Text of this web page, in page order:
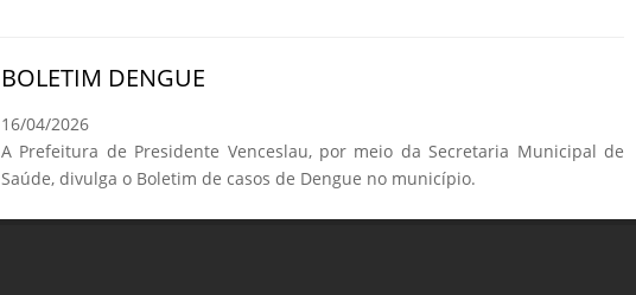
BOLETIM DENGUE
16/04/2026
A Prefeitura de Presidente Venceslau, por meio da Secretaria Municipal de
Saúde, divulga o Boletim de casos de Dengue no município.